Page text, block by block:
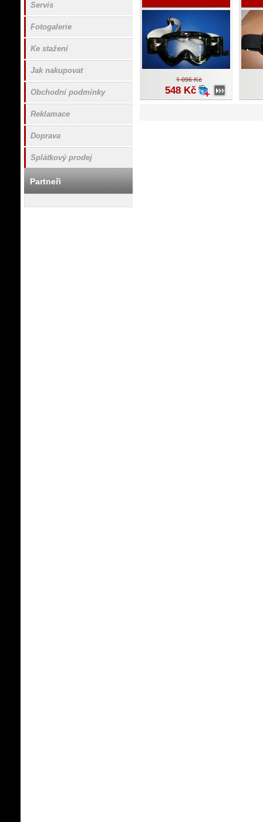
1 096 Kč
548 Kč
Servis
Fotogalerie
Ke stažení
Jak nakupovat
Obchodní podmínky
Reklamace
Doprava
Splátkový prodej
Partneři